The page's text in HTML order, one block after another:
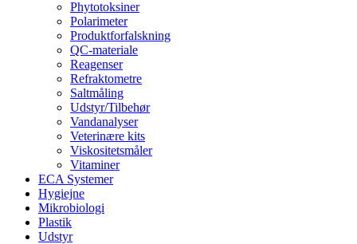
Phytotoksiner
Polarimeter
Produktforfalskning
QC-materiale
Reagenser
Refraktometre
Saltmåling
Udstyr/Tilbehør
Vandanalyser
Veterinære kits
Viskositetsmåler
Vitaminer
ECA Systemer
Hygiejne
Mikrobiologi
Plastik
Udstyr